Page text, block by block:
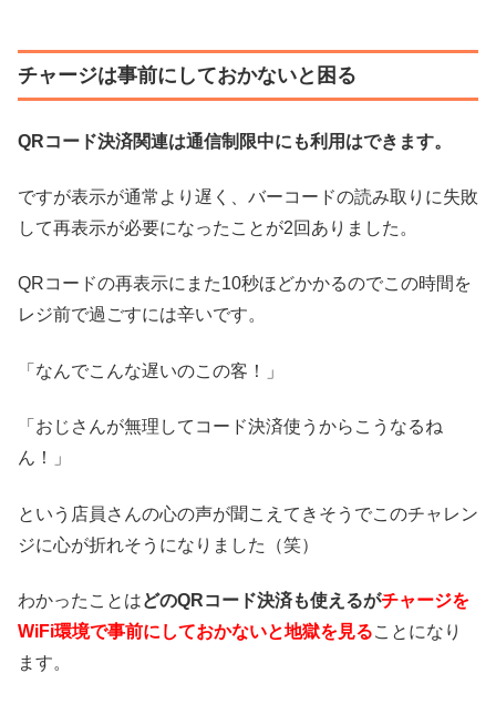
チャージは事前にしておかないと困る
QRコード決済関連は通信制限中にも利用はできます。
ですが表示が通常より遅く、バーコードの読み取りに失敗
して再表示が必要になったことが2回ありました。
QRコードの再表示にまた10秒ほどかかるのでこの時間を
レジ前で過ごすには辛いです。
「なんでこんな遅いのこの客！」
「おじさんが無理してコード決済使うからこうなるね
ん！」
という店員さんの心の声が聞こえてきそうでこのチャレン
ジに心が折れそうになりました（笑）
わかったことはどのQRコード決済も使えるがチャージを
WiFi環境で事前にしておかないと地獄を見ることになり
ます。